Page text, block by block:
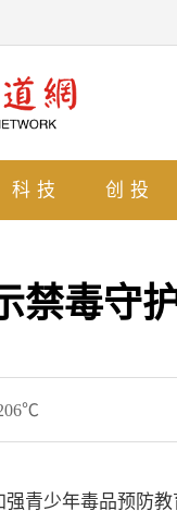
科技 创投
禁毒守
青少年毒品预防